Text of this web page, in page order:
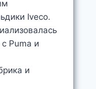
Iveco.
Puma и
и